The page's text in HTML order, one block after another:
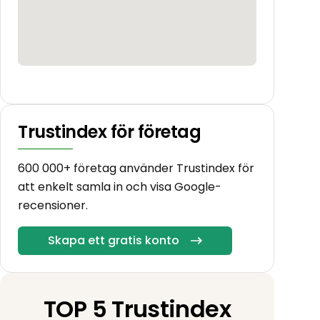
Trustindex för företag
600 000+ företag använder Trustindex för
att enkelt samla in och visa Google-
recensioner.
Skapa ett gratis konto
TOP 5 Trustindex